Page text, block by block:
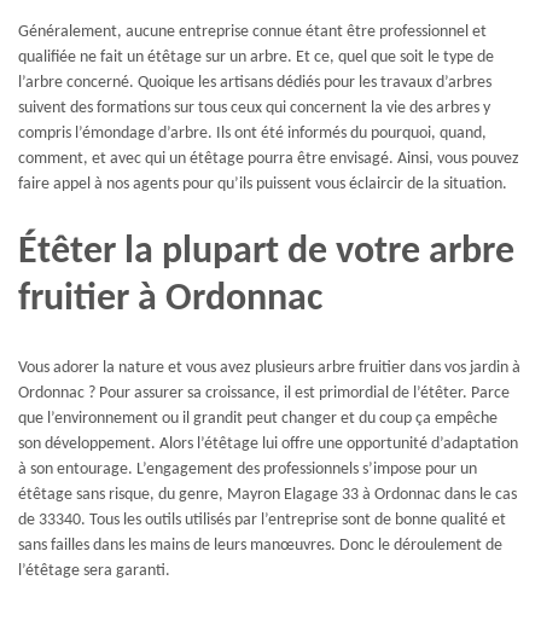
Généralement, aucune entreprise connue étant être professionnel et
qualifiée ne fait un étêtage sur un arbre. Et ce, quel que soit le type de
l’arbre concerné. Quoique les artisans dédiés pour les travaux d’arbres
suivent des formations sur tous ceux qui concernent la vie des arbres y
compris l’émondage d’arbre. Ils ont été informés du pourquoi, quand,
comment, et avec qui un étêtage pourra être envisagé. Ainsi, vous pouvez
faire appel à nos agents pour qu’ils puissent vous éclaircir de la situation.
Étêter la plupart de votre arbre
fruitier à Ordonnac
Vous adorer la nature et vous avez plusieurs arbre fruitier dans vos jardin à
Ordonnac ? Pour assurer sa croissance, il est primordial de l’étêter. Parce
que l’environnement ou il grandit peut changer et du coup ça empêche
son développement. Alors l’étêtage lui offre une opportunité d’adaptation
à son entourage. L’engagement des professionnels s’impose pour un
étêtage sans risque, du genre, Mayron Elagage 33 à Ordonnac dans le cas
de 33340. Tous les outils utilisés par l’entreprise sont de bonne qualité et
sans failles dans les mains de leurs manœuvres. Donc le déroulement de
l’étêtage sera garanti.